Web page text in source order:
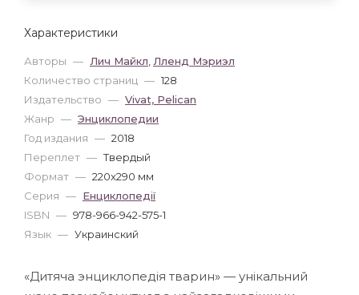
Характеристики
Авторы — Лич Майкл Лленд Мэриэл
Количество страниц — 128
Издательство — Vivat, Pelican
Жанр — Энциклопедии
Год издания — 2018
Переплет — Твердый
Формат — 220x290 мм
Серия — Енциклопедії
ISBN — 978-966-942-575-1
Язык — Украинский
«Дитяча энциклопедія тварин» — унікальний